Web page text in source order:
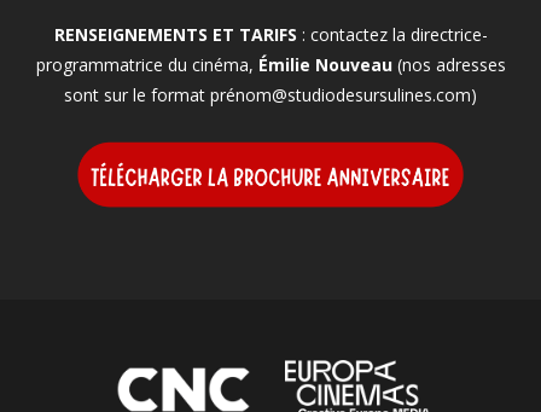
RENSEIGNEMENTS ET TARIFS : contactez la directrice-
programmatrice du cinéma, Émilie Nouveau(nos adresses
sont sur le format prénom@studiodesursulines.com)